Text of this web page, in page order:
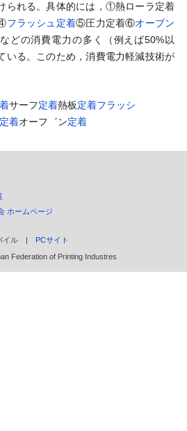
られる。具体的には，①熱ローラ定着
フラッシュ定着⑤圧力定着⑥オーブン
どの消費電力の多く（例えば50%以
いる。このため，消費電力軽減技術が
サーフ定着熱板定着フラッシ
着オーフ゛ン定着
ホームページ
イル | PCサイト
Federation of Printing Industres